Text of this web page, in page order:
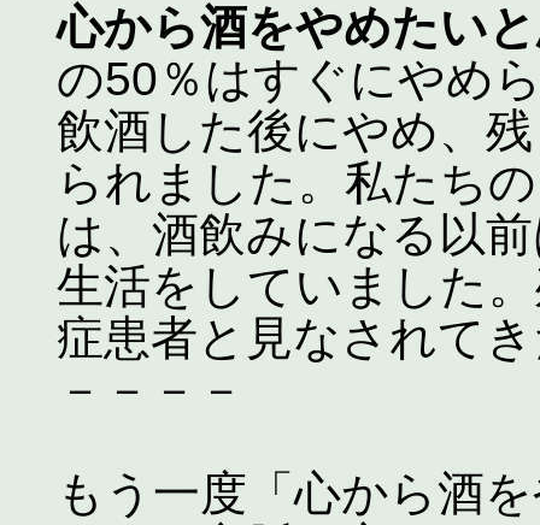
心から酒をやめたい
の50％はすぐにやめ
飲酒した後にやめ、
られました。私たち
は、酒飲みになる以
生活をしていました
症患者と見なされて
－－－－
もう一度「心から酒